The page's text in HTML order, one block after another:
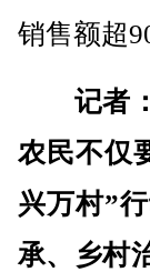
销售额超
记者：
农民不仅
兴万村”
承、乡村